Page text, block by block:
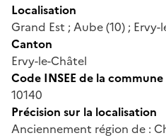
Localisation
Grand Est ; Aube (10) ; Ervy-
Canton
Ervy-le-Châtel
Code INSEE de la commune
10140
Précision sur la localisation
Anciennement région de :